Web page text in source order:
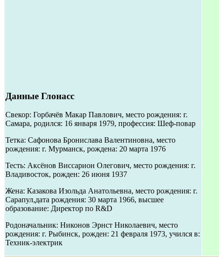
Данные Глонасс
Свекор: Горбачёв Макар Павлович, место рождения: г.
Самара, родился: 16 января 1979, профессия: Шеф-повар
Тетка: Сафонова Бронислава Валентиновна, место
рождения: г. Мурманск, рождена: 20 марта 1976
Тесть: Аксёнов Виссарион Олегович, место рождения: г.
Владивосток, рожден: 26 июня 1937
Жена: Казакова Изольда Анатольевна, место рождения: г.
Сарапул,дата рождения: 30 марта 1966, высшее
образование: Директор по R&D
Родоначальник: Никонов Эрнст Николаевич, место
рождения: г. Рыбинск, рожден: 21 февраля 1973, учился в:
Техник-электрик